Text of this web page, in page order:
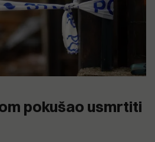
pokušao usmrtiti